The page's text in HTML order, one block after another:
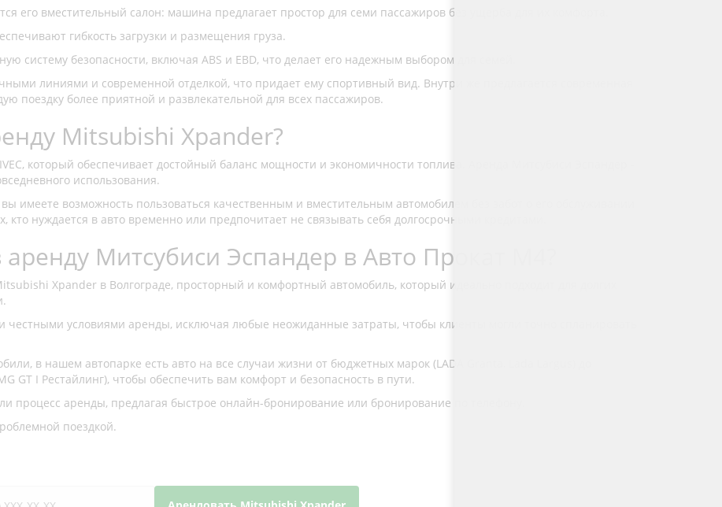
его вместительный салон: машина предлагает простор для семи пассажиров без ущерба для их комфорта.
гибкость загрузки и размещения груза.
систему безопасности, включая ABS и EBD, что делает его надежным выбором для семей.
линиями и современной отделкой, что придает ему спортивный вид. Внутри же предлагается современная
поездку более приятной и развлекательной для всех пассажиров.
Mitsubishi Xpander?
который обеспечивает достойный баланс мощности и экономичности топлива. Аренда Митсубиси Эспандер -
использования.
имеете возможность пользоваться качественным и вместительным автомобилем без забот о его обслуживании
кто нуждается в авто временно или предпочитает не связывать себя долгосрочными кредитами.
Митсубиси Эспандер в Авто Прокат М4?
Xpander в Волгограде, просторный и комфортный автомобиль, который идеально подходит для долгих
условиями аренды, исключая любые неожиданные затраты, чтобы клиенты могли точно спланировать
в нашем автопарке есть авто на все случаи жизни от бюджетных марок (LADA Granta, Lada Largus) до
GT I Рестайлинг), чтобы обеспечить вам комфорт и безопасность в пути.
процесс аренды, предлагая быстрое онлайн-бронирование или бронирование по телефону.
поездкой.